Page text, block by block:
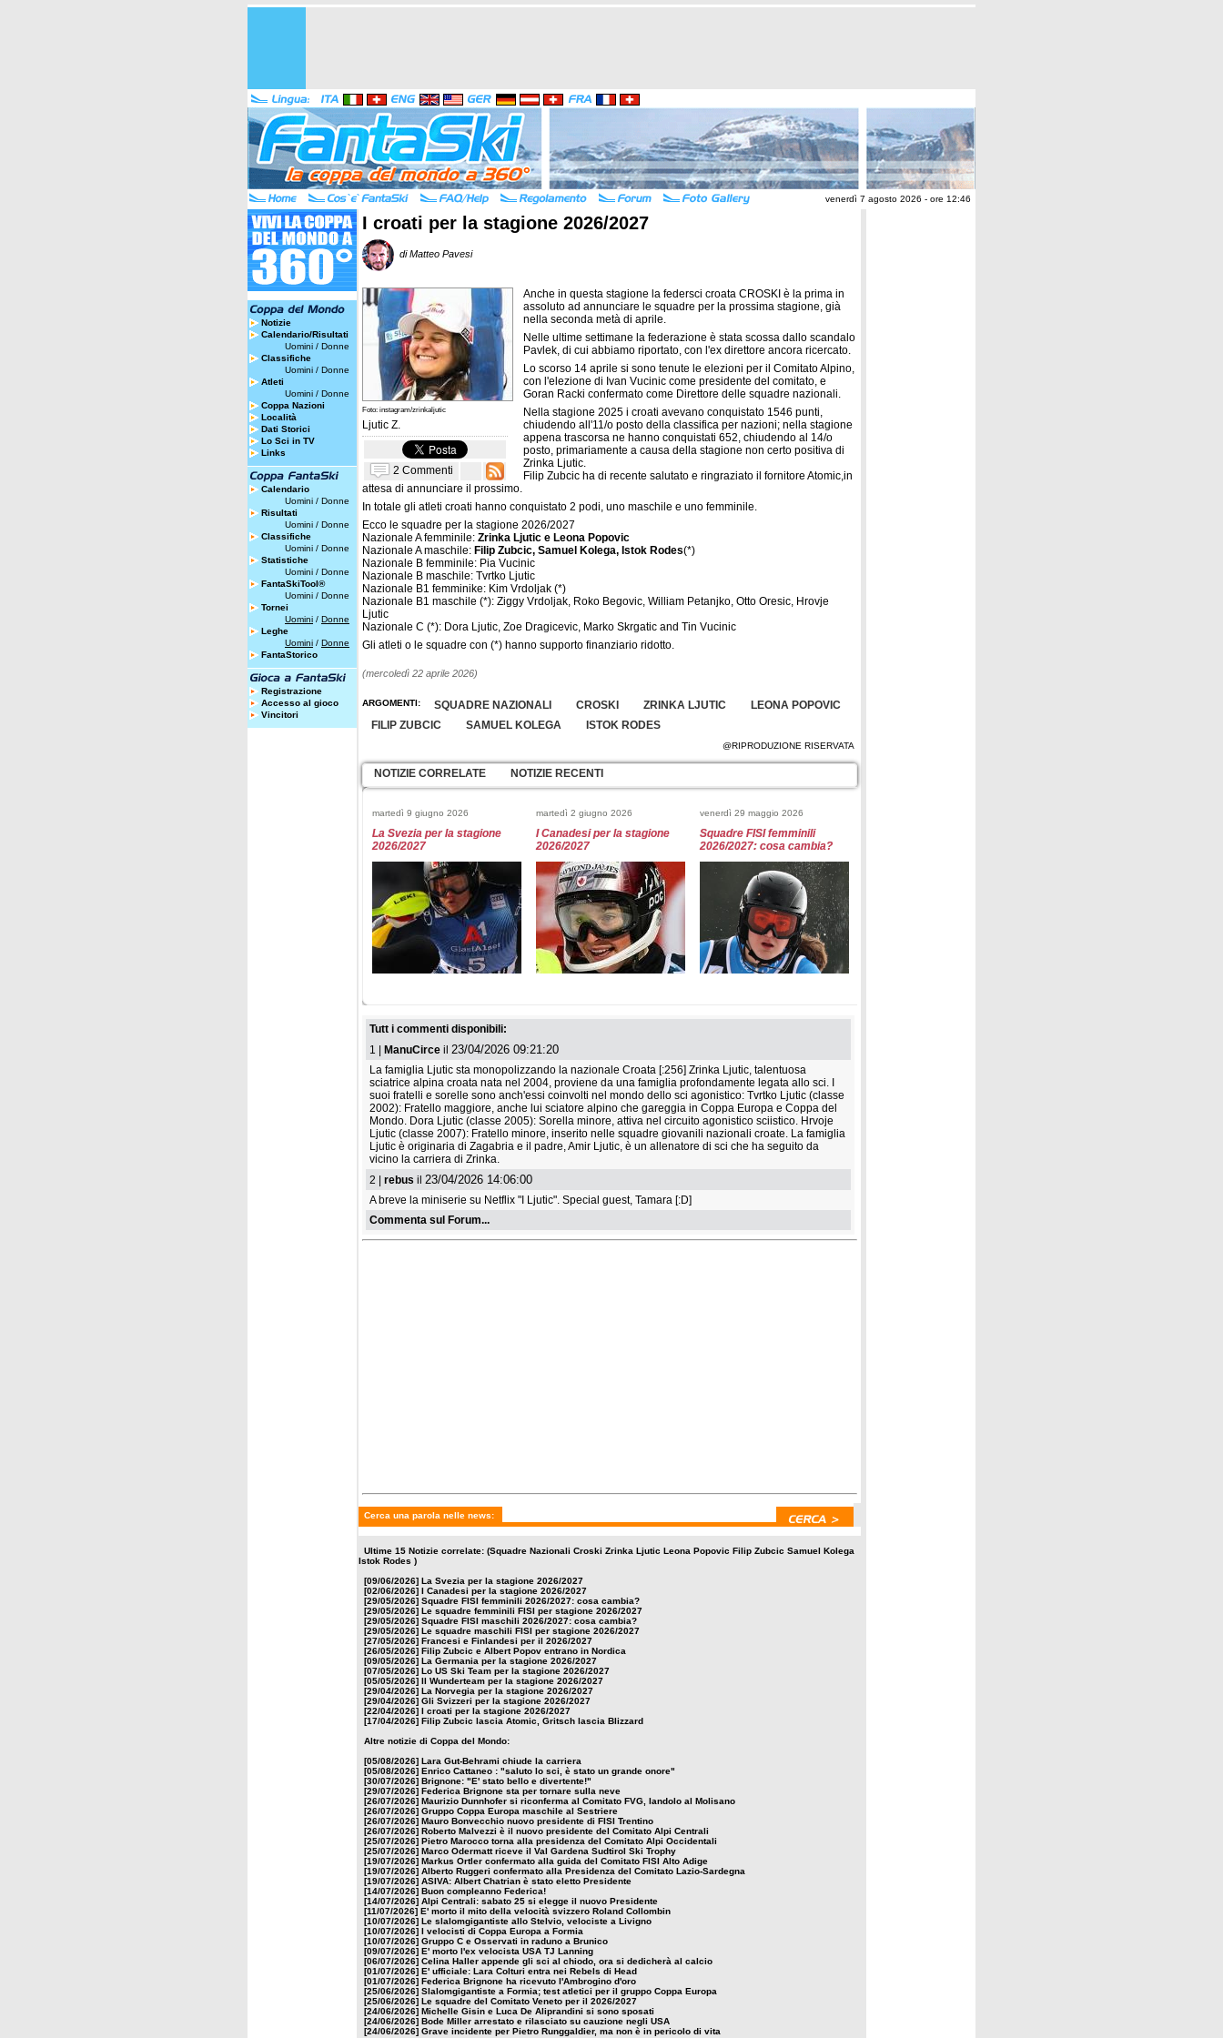
venerdì 7 agosto 2026 - ore 12:46
Notizie
Calendario/Risultati
Uomini / Donne
Classifiche
Uomini / Donne
Atleti
Uomini / Donne
Coppa Nazioni
Località
Dati Storici
Lo Sci in TV
Links
Calendario
Uomini / Donne
Risultati
Uomini / Donne
Classifiche
Uomini / Donne
Statistiche
Uomini / Donne
FantaSkiTool®
Uomini / Donne
Tornei
Uomini / Donne
Leghe
Uomini / Donne
FantaStorico
Registrazione
Accesso al gioco
Vincitori
I croati per la stagione 2026/2027
di Matteo Pavesi
Foto: instagram/zrinkaljutic
Ljutic Z.
2 Commenti
Anche in questa stagione la federsci croata CROSKI è la prima in
assoluto ad annunciare le squadre per la prossima stagione, già
nella seconda metà di aprile.
Nelle ultime settimane la federazione è stata scossa dallo scandalo
Pavlek, di cui abbiamo riportato, con l'ex direttore ancora ricercato.
Lo scorso 14 aprile si sono tenute le elezioni per il Comitato Alpino,
con l'elezione di Ivan Vucinic come presidente del comitato, e
Goran Racki confermato come Direttore delle squadre nazionali.
Nella stagione 2025 i croati avevano conquistato 1546 punti,
chiudendo all'11/o posto della classifica per nazioni; nella stagione
appena trascorsa ne hanno conquistati 652, chiudendo al 14/o
posto, primariamente a causa della stagione non certo positiva di
Zrinka Ljutic.
Filip Zubcic ha di recente salutato e ringraziato il fornitore Atomic,in
attesa di annunciare il prossimo.
In totale gli atleti croati hanno conquistato 2 podi, uno maschile e uno femminile.
Ecco le squadre per la stagione 2026/2027
Nazionale A femminile: Zrinka Ljutic e Leona Popovic
Nazionale A maschile: Filip Zubcic, Samuel Kolega, Istok Rodes(*)
Nazionale B femminile: Pia Vucinic
Nazionale B maschile: Tvrtko Ljutic
Nazionale B1 femminike: Kim Vrdoljak (*)
Nazionale B1 maschile (*): Ziggy Vrdoljak, Roko Begovic, William Petanjko, Otto Oresic, Hrovje
Ljutic
Nazionale C (*): Dora Ljutic, Zoe Dragicevic, Marko Skrgatic and Tin Vucinic
Gli atleti o le squadre con (*) hanno supporto finanziario ridotto.
(mercoledì 22 aprile 2026)
ARGOMENTI: SQUADRE NAZIONALI CROSKI ZRINKA LJUTIC
LEONA POPOVIC
FILIP ZUBCIC
SAMUEL KOLEGA ISTOK RODES
@RIPRODUZIONE RISERVATA
NOTIZIE CORRELATE NOTIZIE RECENTI
martedì 9 giugno 2026
La Svezia per la stagione
2026/2027
martedì 2 giugno 2026
I Canadesi per la stagione
2026/2027
venerdì 29 maggio 2026
Squadre FISI femminili
2026/2027: cosa cambia?
per stagione 2026/2027
mercoledì 27 maggio 2026
Francesi e Finlandesi per il
Filip Zubcic e Albert Popov
Tutt i commenti disponibili:
1 |
ManuCirce il 23/04/2026 09:21:20
La famiglia Ljutic sta monopolizzando la nazionale Croata [:256] Zrinka Ljutic, talentuosa
sciatrice alpina croata nata nel 2004, proviene da una famiglia profondamente legata allo sci. I
suoi fratelli e sorelle sono anch'essi coinvolti nel mondo dello sci agonistico: Tvrtko Ljutic (classe
2002): Fratello maggiore, anche lui sciatore alpino che gareggia in Coppa Europa e Coppa del
Mondo. Dora Ljutic (classe 2005): Sorella minore, attiva nel circuito agonistico sciistico. Hrvoje
Ljutic (classe 2007): Fratello minore, inserito nelle squadre giovanili nazionali croate. La famiglia
Ljutic è originaria di Zagabria e il padre, Amir Ljutic, è un allenatore di sci che ha seguito da
vicino la carriera di Zrinka.
2 | rebus il 23/04/2026 14:06:00
A breve la miniserie su Netflix "I Ljutic". Special guest, Tamara [:D]
Commenta sul Forum...
Cerca una parola nelle news:
Ultime 15 Notizie correlate: (Squadre Nazionali Croski Zrinka Ljutic Leona Popovic Filip Zubcic Samuel Kolega
Istok Rodes )
[09/06/2026] La Svezia per la stagione 2026/2027
[02/06/2026] I Canadesi per la stagione 2026/2027
[29/05/2026] Squadre FISI femminili 2026/2027: cosa cambia?
[29/05/2026] Le squadre femminili FISI per stagione 2026/2027
[29/05/2026] Squadre FISI maschili 2026/2027: cosa cambia?
[29/05/2026] Le squadre maschili FISI per stagione 2026/2027
[27/05/2026] Francesi e Finlandesi per il 2026/2027
[26/05/2026] Filip Zubcic e Albert Popov entrano in Nordica
[09/05/2026] La Germania per la stagione 2026/2027
[07/05/2026] Lo US Ski Team per la stagione 2026/2027
[05/05/2026] Il Wunderteam per la stagione 2026/2027
[29/04/2026] La Norvegia per la stagione 2026/2027
[29/04/2026] Gli Svizzeri per la stagione 2026/2027
[22/04/2026] I croati per la stagione 2026/2027
[17/04/2026] Filip Zubcic lascia Atomic, Gritsch lascia Blizzard
Altre notizie di Coppa del Mondo:
[05/08/2026] Lara Gut-Behrami chiude la carriera
[05/08/2026] Enrico Cattaneo : "saluto lo sci, è stato un grande onore"
[30/07/2026] Brignone: "E' stato bello e divertente!"
[29/07/2026] Federica Brignone sta per tornare sulla neve
[26/07/2026] Maurizio Dunnhofer si riconferma al Comitato FVG, Iandolo al Molisano
[26/07/2026] Gruppo Coppa Europa maschile al Sestriere
[26/07/2026] Mauro Bonvecchio nuovo presidente di FISI Trentino
[26/07/2026] Roberto Malvezzi è il nuovo presidente del Comitato Alpi Centrali
[25/07/2026] Pietro Marocco torna alla presidenza del Comitato Alpi Occidentali
[25/07/2026] Marco Odermatt riceve il Val Gardena Sudtirol Ski Trophy
[19/07/2026] Markus Ortler confermato alla guida del Comitato FISI Alto Adige
[19/07/2026] Alberto Ruggeri confermato alla Presidenza del Comitato Lazio-Sardegna
[19/07/2026] ASIVA: Albert Chatrian è stato eletto Presidente
[14/07/2026] Buon compleanno Federica!
[14/07/2026] Alpi Centrali: sabato 25 si elegge il nuovo Presidente
[11/07/2026] E' morto il mito della velocità svizzero Roland Collombin
[10/07/2026] Le slalomgigantiste allo Stelvio, velociste a Livigno
[10/07/2026] I velocisti di Coppa Europa a Formia
[10/07/2026] Gruppo C e Osservati in raduno a Brunico
[09/07/2026] E' morto l'ex velocista USA TJ Lanning
[06/07/2026] Celina Haller appende gli sci al chiodo, ora si dedicherà al calcio
[01/07/2026] E' ufficiale: Lara Colturi entra nei Rebels di Head
[01/07/2026] Federica Brignone ha ricevuto l'Ambrogino d'oro
[25/06/2026] Slalomgigantiste a Formia; test atletici per il gruppo Coppa Europa
[25/06/2026] Le squadre del Comitato Veneto per il 2026/2027
[24/06/2026] Michelle Gisin e Luca De Aliprandini si sono sposati
[24/06/2026] Bode Miller arrestato e rilasciato su cauzione negli USA
[24/06/2026] Grave incidente per Pietro Runggaldier, ma non è in pericolo di vita